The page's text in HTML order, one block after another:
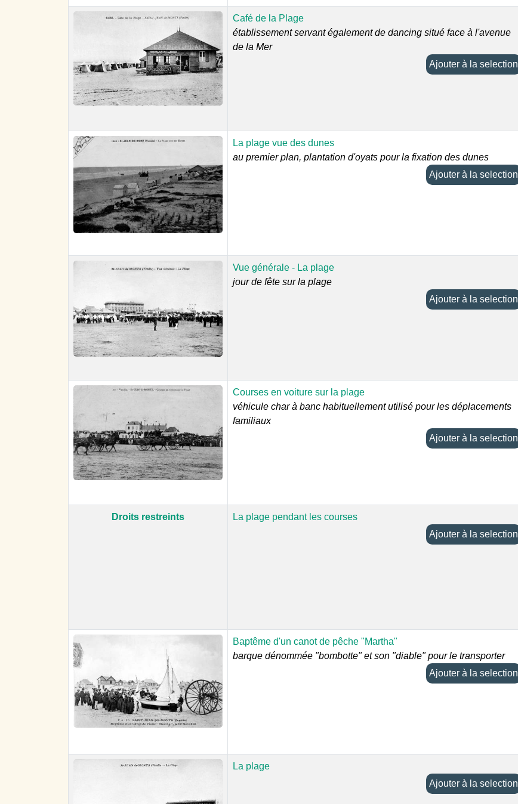
Café de la Plage
établissement servant également de dancing situé face à l'avenue
de la Mer
Ajouter à la selection
La plage vue des dunes
au premier plan, plantation d'oyats pour la fixation des dunes
Ajouter à la selection
Vue générale - La plage
jour de fête sur la plage
Ajouter à la selection
Courses en voiture sur la plage
véhicule char à banc habituellement utilisé pour les déplacements
familiaux
Ajouter à la selection
Droits restreints
La plage pendant les courses
Ajouter à la selection
Baptême d'un canot de pêche "Martha"
barque dénommée "bombotte" et son "diable" pour le transporter
Ajouter à la selection
La plage
Ajouter à la selection